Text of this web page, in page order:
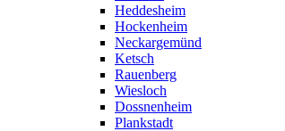
Heddesheim
Hockenheim
Neckargemünd
Ketsch
Rauenberg
Wiesloch
Dossnenheim
Plankstadt